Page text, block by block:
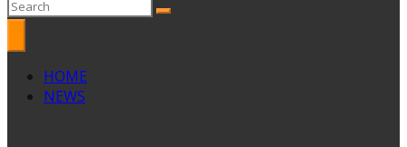
HOME
NEWS